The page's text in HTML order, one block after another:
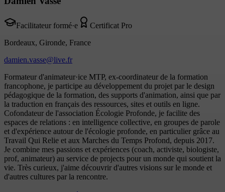
Facilitateur formé·e
Certificat Pro
Bordeaux, Gironde, France
damien.vasse@live.fr
Formateur d'animateur·ice MTP, ex-coordinateur de la formation
francophone, je participe au développement du projet par le design
pédagogique de la formation, des supports d'animation, ainsi que par
la traduction en français des ressources, sites et outils en ligne.
Cofondateur de l'association Écologie Profonde, je facilite des
espaces de relations : en intelligence collective, en groupes de parole
et d'expérience autour de l'écologie profonde, en particulier grâce au
Travail Qui Relie et aux Marches du Temps Profond, depuis 2017.
Je combine mes passions et expériences (coach, activiste, biologiste,
prof, animateur) au service de projects pour un monde qui soutient la
vie. Très curieux, j'aime découvrir d'autres visions sur le monde et
d'autres cultures par la rencontre.